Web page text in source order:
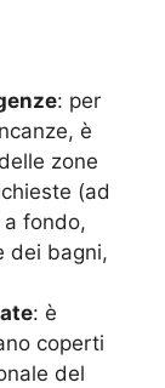
: per
è
zone
(ad
a fondo,
dei bagni,
: è
coperti
del